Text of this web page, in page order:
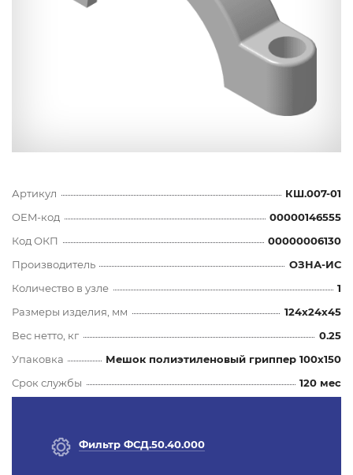
Артикул
КШ.007-01
OEM-код
00000146555
Код ОКП
00000006130
Производитель
ОЗНА-ИС
Количество в узле
1
Размеры изделия, мм
124x24x45
Вес нетто, кг
0.25
Упаковка
Мешок полиэтиленовый гриппер 100х150
Срок службы
120 мес
Фильтр ФСД.50.40.000